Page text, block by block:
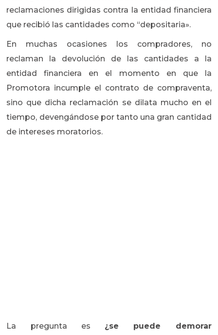
reclamaciones dirigidas contra la entidad financiera
que recibió las cantidades como “depositaria».
En muchas ocasiones los compradores, no
reclaman la devolución de las cantidades a la
entidad financiera en el momento en que la
Promotora incumple el contrato de compraventa,
sino que dicha reclamación se dilata mucho en el
tiempo, devengándose por tanto una gran cantidad
de intereses moratorios.
La pregunta es ¿se puede demorar